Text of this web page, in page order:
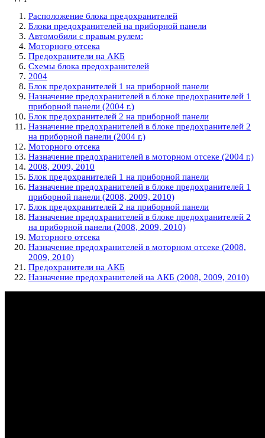
Расположение блока предохранителей
Блоки предохранителей на приборной панели
Автомобили с правым рулем:
Моторного отсека
Предохранители на АКБ
Схемы блока предохранителей
2004
Блок предохранителей 1 на приборной панели
Назначение предохранителей в блоке предохранителей 1
приборной панели (2004 г.)
Блок предохранителей 2 на приборной панели
Назначение предохранителей в блоке предохранителей 2
на приборной панели (2004 г.)
Моторного отсека
Назначение предохранителей в моторном отсеке (2004 г.)
2008, 2009, 2010
Блок предохранителей 1 на приборной панели
Назначение предохранителей в блоке предохранителей 1
приборной панели (2008, 2009, 2010)
Блок предохранителей 2 на приборной панели
Назначение предохранителей в блоке предохранителей 2
на приборной панели (2008, 2009, 2010)
Моторного отсека
Назначение предохранителей в моторном отсеке (2008,
2009, 2010)
Предохранители на АКБ
Назначение предохранителей на АКБ (2008, 2009, 2010)